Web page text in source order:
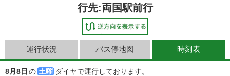
行先:両国駅前行
運行状況 バス停地図 時刻表
8月8日 の 土曜 ダイヤで運行しております。